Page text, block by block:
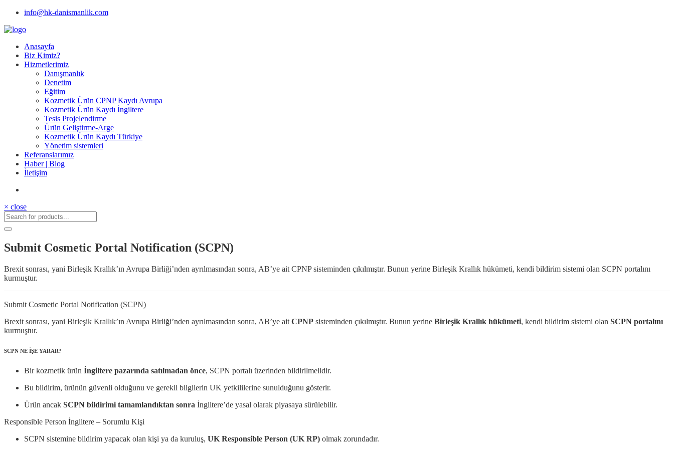
info@hk-danismanlik.com
Anasayfa
Biz Kimiz?
Hizmetlerimiz
Danışmanlık
Denetim
Eğitim
Kozmetik Ürün CPNP Kaydı Avrupa
Kozmetik Ürün Kaydı İngiltere
Tesis Projelendirme
Ürün Geliştirme-Arge
Kozmetik Ürün Kaydı Türkiye
Yönetim sistemleri
Referanslarımız
Haber | Blog
İletişim
× close
Submit Cosmetic Portal Notification (SCPN)
Brexit sonrası, yani Birleşik Krallık’ın Avrupa Birliği’nden ayrılmasından sonra, AB’ye ait CPNP sisteminden çıkılmıştır. Bunun yerine Birleşik Krallık hükümeti, kendi bildirim sistemi olan SCPN portalını
kurmuştur.
Submit Cosmetic Portal Notification (SCPN)
Brexit sonrası, yani Birleşik Krallık’ın Avrupa Birliği’nden ayrılmasından sonra, AB’ye ait CPNP sisteminden çıkılmıştır. Bunun yerine Birleşik Krallık hükümeti, kendi bildirim sistemi olan SCPN portalını
kurmuştur.
SCPN NE İŞE YARAR?
Bir kozmetik ürün İngiltere pazarında satılmadan önce, SCPN portalı üzerinden bildirilmelidir.
Bu bildirim, ürünün güvenli olduğunu ve gerekli bilgilerin UK yetkililerine sunulduğunu gösterir.
Ürün ancak SCPN bildirimi tamamlandıktan sonra İngiltere’de yasal olarak piyasaya sürülebilir.
Responsible Person İngiltere – Sorumlu Kişi
SCPN sistemine bildirim yapacak olan kişi ya da kuruluş, UK Responsible Person (UK RP) olmak zorundadır.